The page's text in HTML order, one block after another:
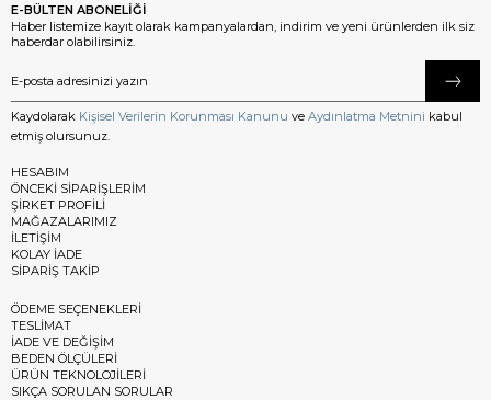
E-BÜLTEN ABONELİĞİ
Haber listemize kayıt olarak kampanyalardan, indirim ve yeni ürünlerden ilk siz
haberdar olabilirsiniz.
Kaydolarak Kişisel Verilerin Korunması Kanunu ve Aydınlatma Metnini kabul
etmiş olursunuz.
HESABIM
ÖNCEKİ SİPARİŞLERİM
ŞİRKET PROFİLİ
MAĞAZALARIMIZ
İLETİŞİM
KOLAY İADE
SİPARİŞ TAKİP
ÖDEME SEÇENEKLERİ
TESLİMAT
İADE VE DEĞİŞİM
BEDEN ÖLÇÜLERİ
ÜRÜN TEKNOLOJİLERİ
SIKÇA SORULAN SORULAR